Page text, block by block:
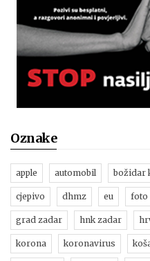
Oznake
apple automobil božidar
cjepivo dhmz eu foto
grad zadar hnk zadar
korona koronavirus